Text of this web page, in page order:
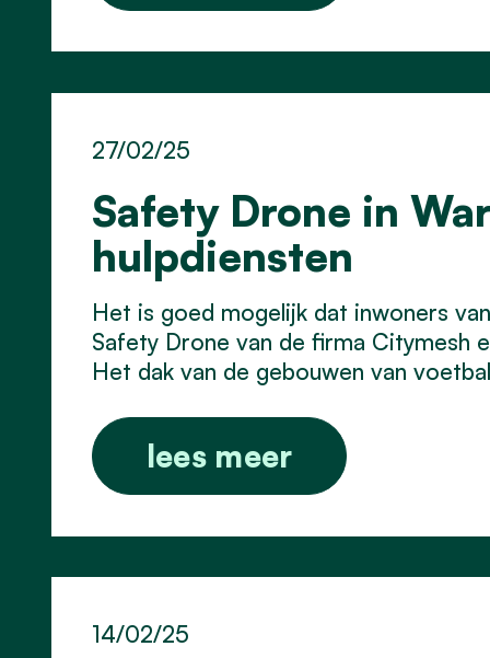
Safety Drone in
hulpdiensten
27/02/25
Het is goed mogelijk dat inwoners
Safety Drone van de firma Citymesh
Het dak van de gebouwen van
lees meer
14/02/25